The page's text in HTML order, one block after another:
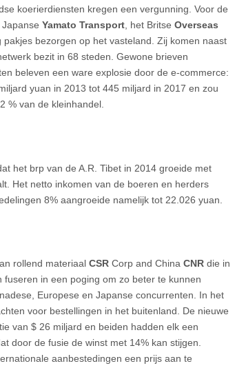
koerierdiensten kregen een vergunning. Voor de
Yamato Transport , het Britse Overseas
pakjes bezorgen op het vasteland. Zij komen naast
bezit in 68 steden. Gewone brieven
beleven een ware explosie door de e-commerce:
yuan in 2013 tot 445 miljard in 2017 en zou
% van de kleinhandel.
het brp van de A.R. Tibet in 2014 groeide met
Het netto inkomen van de boeren en herders
8% aangroeide namelijk tot 22.026 yuan.
rollend materiaal CSR Corp and China CNR die in
fuseren in een poging om zo beter te kunnen
Europese en Japanse concurrenten. In het
voor bestellingen in het buitenland. De nieuwe
van $ 26 miljard en beiden hadden elk een
door de fusie de winst met 14% kan stijgen.
aanbestedingen een prijs aan te